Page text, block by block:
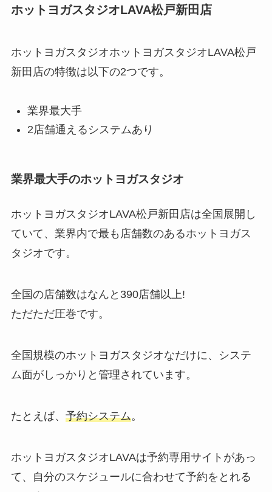
ホットヨガスタジオLAVA松戸新田店
ホットヨガスタジオホットヨガスタジオLAVA松戸
新田店の特徴は以下の2つです。
業界最大手
2店舗通えるシステムあり
業界最大手のホットヨガスタジオ
ホットヨガスタジオLAVA松戸新田店は全国展開し
ていて、業界内で最も店舗数のあるホットヨガス
タジオです。
全国の店舗数はなんと 390店舗以上!
ただただ圧巻です。
全国規模のホットヨガスタジオなだけに、システ
ム面がしっかりと管理されています。
たとえば、 予約システム。
ホットヨガスタジオLAVAは予約専用サイトがあっ
て、自分のスケジュールに合わせて予約をとれる